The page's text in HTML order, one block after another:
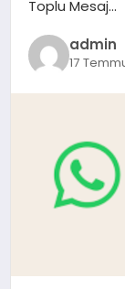
YAŞAM
Toplu Mesaj…
admin
17